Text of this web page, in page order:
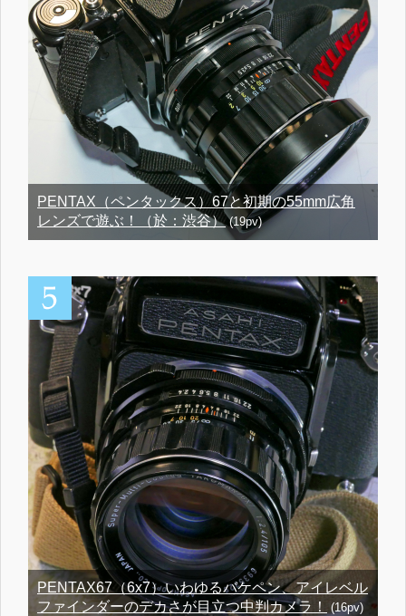
PENTAX（ペンタックス）67と初期の55mm広角
レンズで遊ぶ！（於：渋谷）(19pv)
PENTAX67（6x7）いわゆるバケペン、アイレベル
ファインダーのデカさが目立つ中判カメラ！
(16pv)